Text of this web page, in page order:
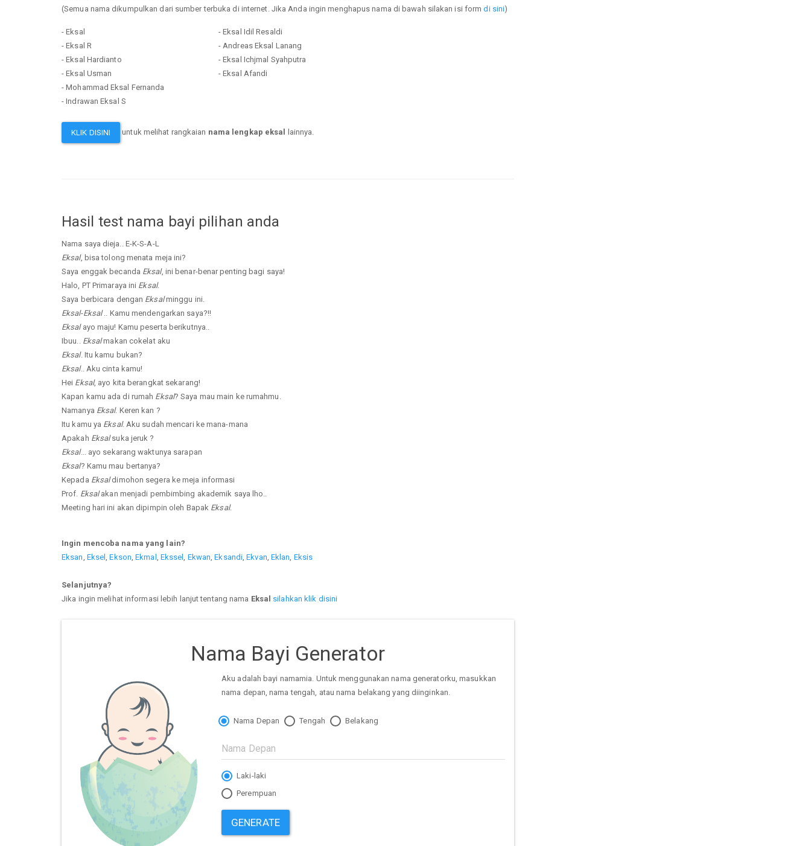
(Semua nama dikumpulkan dari sumber terbuka di internet. Jika Anda ingin menghapus nama di bawah silakan isi formdi sini)
- Eksal
- Eksal R
- Eksal Hardianto
- Eksal Usman
- Mohammad Eksal Fernanda
- Indrawan Eksal S
- Eksal Idil Resaldi
- Andreas Eksal Lanang
- Eksal Ichjmal Syahputra
- Eksal Afandi
KLIK DISINI untuk melihat rangkaian nama lengkap eksal lainnya.
Hasil test nama bayi pilihan anda
Nama saya dieja.. E-K-S-A-L
Eksal, bisa tolong menata meja ini?
Saya enggak becanda Eksal, ini benar-benar penting bagi saya!
Halo, PT Primaraya ini Eksal.
Saya berbicara dengan Eksalminggu ini.
Eksal-Eksal.. Kamu mendengarkan saya?!!
Eksalayo maju! Kamu peserta berikutnya..
Ibuu.. Eksalmakan cokelat aku
Eksal. Itu kamu bukan?
Eksal.. Aku cinta kamu!
Hei Eksal, ayo kita berangkat sekarang!
Kapan kamu ada di rumah Eksal? Saya mau main ke rumahmu.
Namanya Eksal. Keren kan ?
Itu kamu ya Eksal. Aku sudah mencari ke mana-mana
Apakah Eksalsuka jeruk ?
Eksal... ayo sekarang waktunya sarapan
Eksal? Kamu mau bertanya?
Kepada Eksaldimohon segera ke meja informasi
Prof. Eksalakan menjadi pembimbing akademik saya lho..
Meeting hari ini akan dipimpin oleh Bapak Eksal.
Ingin mencoba nama yang lain?
Eksan Eksel ,Ekson ,Ekmal Ekssel Ekwan ,Eksandi ,Ekvan Eklan Eksis
Selanjutnya?
Jika ingin melihat informasi lebih lanjut tentang nama Eksal silahkan klik disini
Nama Bayi Generator
Aku adalah bayi namamia. Untuk menggunakan nama generatorku, masukkan
nama depan, nama tengah, atau nama belakang yang diinginkan.
Nama Depan Tengah Belakang
Laki-laki
Perempuan
GENERATE